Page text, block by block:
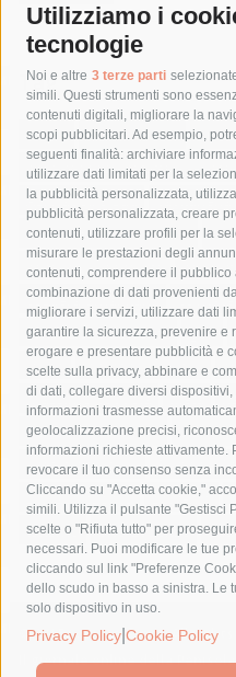
Utilizziamo i
tecnologie
Noi e altre 3 terze parti
simili. Questi strumenti sono
contenuti digitali, migliorare la
scopi pubblicitari. Ad esempio,
seguenti finalità: archiviare
utilizzare dati limitati per la
la pubblicità personalizzata,
pubblicità personalizzata, creare
contenuti, utilizzare profili per la
misurare le prestazioni degli
contenuti, comprendere il pubblico
combinazione di dati provenienti
migliorare i servizi, utilizzare dati
garantire la sicurezza, prevenire e
erogare e presentare pubblicità e
scelte sulla privacy, abbinare e
di dati, collegare diversi
informazioni trasmesse
geolocalizzazione precisi,
informazioni richieste attivamente.
revocare il tuo consenso senza
Cliccando su "Accetta cookie,"
simili. Utilizza il pulsante "Gestisci
scelte o "Rifiuta tutto" per
necessari. Puoi modificare le tue
cliccando sul link "Preferenze
dello scudo in basso a sinistra. Le
solo dispositivo in uso.
Privacy Policy Cookie Policy
Tag
acqua allerta meteo
anas
area marina protetta di punta
Asl Napoli 3 sud
castellammare di stabia
comune di sorrento
costiera amalfitana
covid-19
fondazione sorrento
gori
lavori
lorenzo balducelli
massimo coppola
Meta
penisola sorrentina
piano
protezione civile
Regione
sindaco cuomo
sorrento
turismo
Vico Equense
© 2015 SorrentoPress. All rights
Il giornale online della